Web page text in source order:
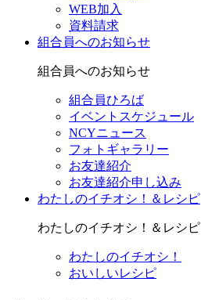
WEB加入
資料請求
組合員へのお知らせ
組合員へのお知らせ
組合員ひろば
イベントスケジュール
NCYニュース
フォトギャラリー
お友達紹介
お友達紹介申し込み
わたしのイチオシ！＆レシピ
わたしのイチオシ！＆レシピ
わたしのイチオシ！
おいしいレシピ